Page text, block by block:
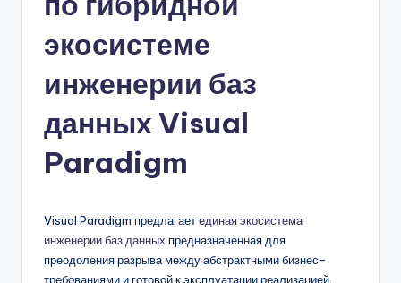
A
экосистеме
инженерии баз
данных Visual
Paradigm
Visual Paradigm предлагаетединая экосистема
инженерии баз данных предназначенная для
преодоления разрыва между абстрактными бизнес-
требованиями и готовой к эксплуатации реализацией.